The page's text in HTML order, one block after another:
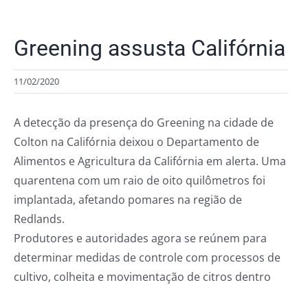
Greening assusta Califórnia
11/02/2020
A detecção da presença do Greening na cidade de
Colton na Califórnia deixou o Departamento de
Alimentos e Agricultura da Califórnia em alerta. Uma
quarentena com um raio de oito quilômetros foi
implantada, afetando pomares na região de
Redlands.
Produtores e autoridades agora se reúnem para
determinar medidas de controle com processos de
cultivo, colheita e movimentação de citros dentro